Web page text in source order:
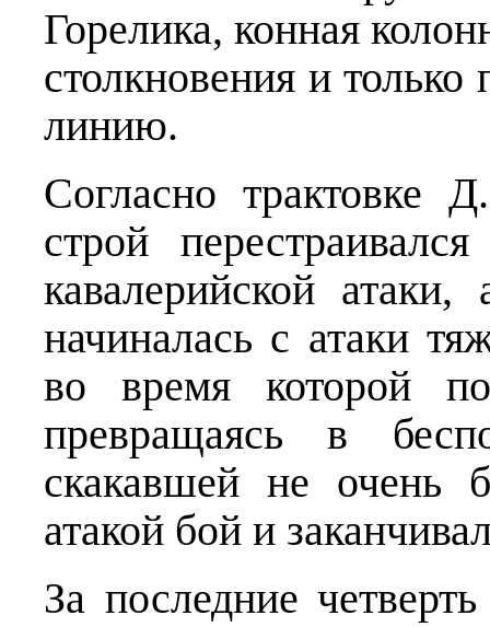
Горелика, конная
столкновения и только
линию.
Согласно трактовке
строй
кавалерийской
начиналась с атаки
во время которой
превращаясь в
скакавшей не очень
атакой бой и
За последние